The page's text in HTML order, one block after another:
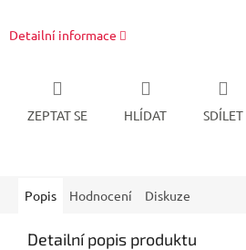
Detailní informace
ZEPTAT SE HLÍDAT SDÍLET
Popis Hodnocení Diskuze
Detailní popis produktu